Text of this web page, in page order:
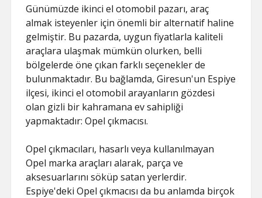
Günümüzde ikinci el otomobil pazarı, araç
almak isteyenler için önemli bir alternatif haline
gelmiştir. Bu pazarda, uygun fiyatlarla kaliteli
araçlara ulaşmak mümkün olurken, belli
bölgelerde öne çıkan farklı seçenekler de
bulunmaktadır. Bu bağlamda, Giresun'un Espiye
ilçesi, ikinci el otomobil arayanların gözdesi
olan gizli bir kahramana ev sahipliği
yapmaktadır: Opel çıkmacısı.
Opel çıkmacıları, hasarlı veya kullanılmayan
Opel marka araçları alarak, parça ve
aksesuarlarını söküp satan yerlerdir.
Espiye'deki Opel çıkmacısı da bu anlamda birçok